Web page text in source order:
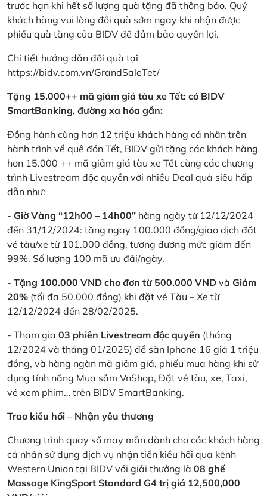
trước hạn khi hết số lượng quà tặng đã thông báo. Quý
khách hàng vui lòng đổi quà sớm ngay khi nhận được
phiếu quà tặng của BIDV để đảm bảo quyền lợi.
Chi tiết hướng dẫn đổi quà tại
https://bidv.com.vn/GrandSaleTet/
Tặng 15.000++ mã giảm giá tàu xe Tết: có BIDV
SmartBanking, đường xa hóa gần:
Đồng hành cùng hơn 12 triệu khách hàng cá nhân trên
hành trình về quê đón Tết, BIDV gửi tặng các khách hàng
hơn 15.000 ++ mã giảm giá tàu xe Tết cùng các chương
trình Livestream độc quyền với nhiều Deal quà siêu hấp
dẫn như:
- Giờ Vàng “12h00 – 14h00” hàng ngày từ 12/12/2024
đến 31/12/2024: tặng ngay 100.000 đồng/giao dịch đặt
vé tàu/xe từ 101.000 đồng, tương đương mức giảm đến
99%. Số lượng 100 mã ưu đãi/ngày.
- Tặng 100.000 VND cho đơn từ 500.000 VND và Giảm
20% (tối đa 50.000 đồng) khi đặt vé Tàu – Xe từ
12/12/2024 đến 28/02/2025.
- Tham gia 03 phiên Livestream độc quyền (tháng
12/2024 và tháng 01/2025) để săn Iphone 16 giá 1 triệu
đồng, và hàng ngàn mã giảm giá, phiếu mua hàng khi sử
dụng tính năng Mua sắm VnShop, Đặt vé tàu, xe, Taxi,
vé xem phim… trên BIDV SmartBanking.
Trao kiều hối – Nhận yêu thương
Chương trình quay số may mắn dành cho các khách hàng
cá nhân sử dụng dịch vụ nhận tiền kiều hối qua kênh
Western Union tại BIDV với giải thưởng là 08 ghế
Massage KingSport Standard G4 trị giá 12,500,000